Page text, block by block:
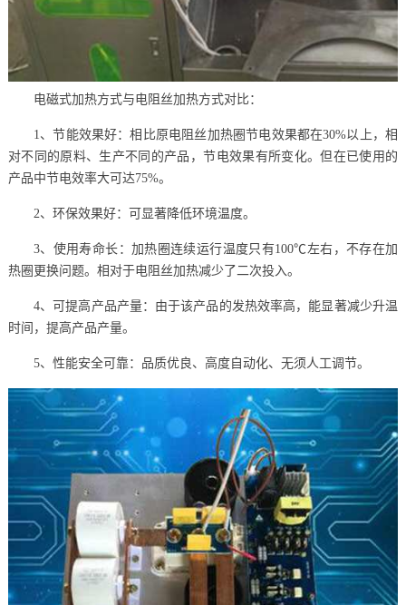
电磁式加热方式与电阻丝加热方式对比：
1、节能效果好：相比原电阻丝加热圈节电效果都在30%以上，相
对不同的原料、生产不同的产品，节电效果有所变化。但在已使用的
产品中节电效率大可达75%。
2、环保效果好：可显著降低环境温度。
3、使用寿命长：加热圈连续运行温度只有100℃左右，不存在加
热圈更换问题。相对于电阻丝加热减少了二次投入。
4、可提高产品产量：由于该产品的发热效率高，能显著减少升温
时间，提高产品产量。
5、性能安全可靠：品质优良、高度自动化、无须人工调节。